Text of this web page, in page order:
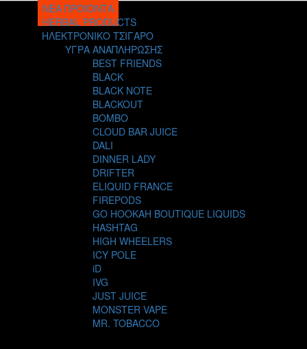
ΝΕΑ ΠΡΟΪΟΝΤΑ
HERBAL PRODUCTS
ΗΛΕΚΤΡΟΝΙΚΟ ΤΣΙΓΑΡΟ
ΥΓΡΑ ΑΝΑΠΛΗΡΩΣΗΣ
BEST FRIENDS
BLACK
BLACK NOTE
BLACKOUT
BOMBO
CLOUD BAR JUICE
DALI
DINNER LADY
DRIFTER
ELIQUID FRANCE
FIREPODS
GO HOOKAH BOUTIQUE LIQUIDS
HASHTAG
HIGH WHEELERS
ICY POLE
iD
IVG
JUST JUICE
MONSTER VAPE
MR. TOBACCO